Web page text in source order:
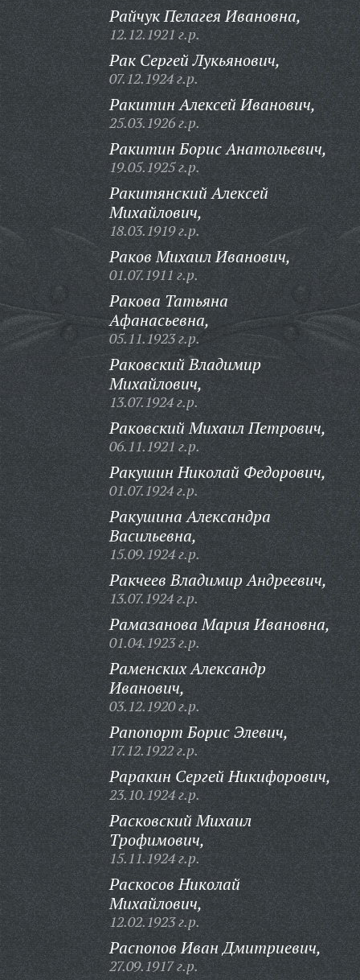
Райчук Пелагея Ивановна,
12.12.1921 г.р.
Рак Сергей Лукьянович,
07.12.1924 г.р.
Ракитин Алексей Иванович,
25.03.1926 г.р.
Ракитин Борис Анатольевич,
19.05.1925 г.р.
Ракитянский Алексей
Михайлович,
18.03.1919 г.р.
Раков Михаил Иванович,
01.07.1911 г.р.
Ракова Татьяна
Афанасьевна,
05.11.1923 г.р.
Раковский Владимир
Михайлович,
13.07.1924 г.р.
Раковский Михаил Петрович,
06.11.1921 г.р.
Ракушин Николай Федорович,
01.07.1924 г.р.
Ракушина Александра
Васильевна,
15.09.1924 г.р.
Ракчеев Владимир Андреевич,
13.07.1924 г.р.
Рамазанова Мария Ивановна,
01.04.1923 г.р.
Раменских Александр
Иванович,
03.12.1920 г.р.
Рапопорт Борис Элевич,
17.12.1922 г.р.
Раракин Сергей Никифорович,
23.10.1924 г.р.
Расковский Михаил
Трофимович,
15.11.1924 г.р.
Раскосов Николай
Михайлович,
12.02.1923 г.р.
Распопов Иван Дмитриевич,
27.09.1917 г.р.